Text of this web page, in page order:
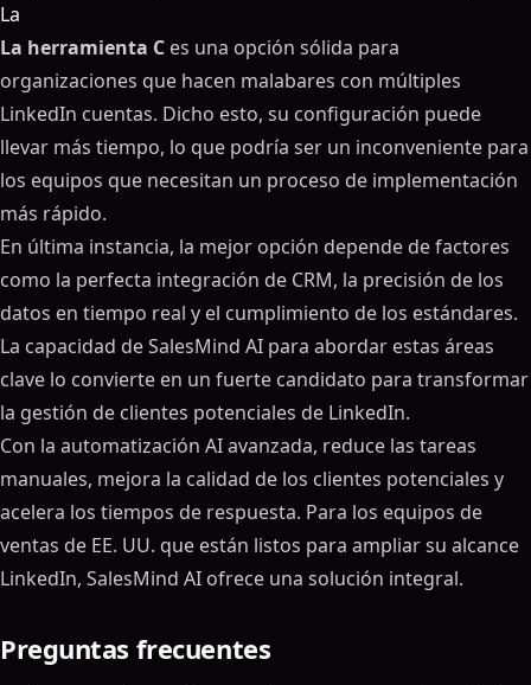
La
La herramienta C es una opción sólida para
organizaciones que hacen malabares con múltiples
LinkedIn cuentas. Dicho esto, su configuración puede
llevar más tiempo, lo que podría ser un inconveniente para
los equipos que necesitan un proceso de implementación
más rápido.
En última instancia, la mejor opción depende de factores
como la perfecta integración de CRM, la precisión de los
datos en tiempo real y el cumplimiento de los estándares.
La capacidad de SalesMind AI para abordar estas áreas
clave lo convierte en un fuerte candidato para transformar
la gestión de clientes potenciales de LinkedIn.
Con la automatización AI avanzada, reduce las tareas
manuales, mejora la calidad de los clientes potenciales y
acelera los tiempos de respuesta. Para los equipos de
ventas de EE. UU. que están listos para ampliar su alcance
LinkedIn, SalesMind AI ofrece una solución integral.
Preguntas frecuentes